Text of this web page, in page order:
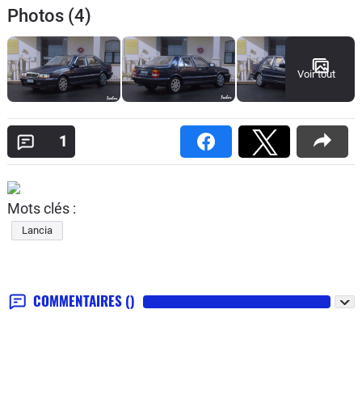
Photos (4)
Voir tout
1
Mots clés :
Lancia
COMMENTAIRES ()